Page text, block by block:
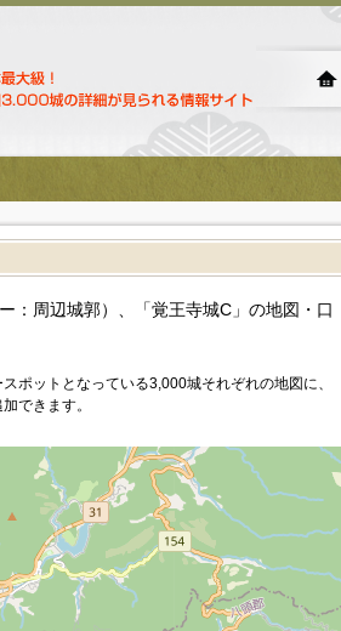
：周辺城郭）、「覚王寺城C」の地図・口
ポットとなっている3,000城それぞれの地図に、
できます。